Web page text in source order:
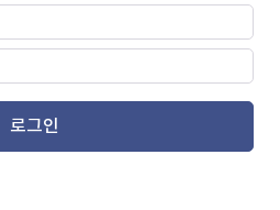
로그인